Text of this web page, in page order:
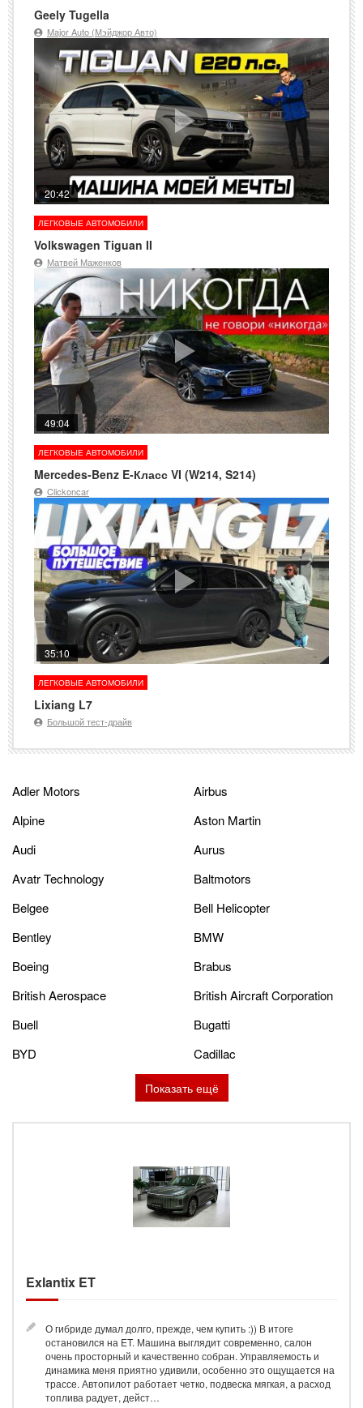
Geely Tugella
Major Auto (Мэйджор Авто)
20:42
ЛЕГКОВЫЕ АВТОМОБИЛИ
Volkswagen Tiguan II
Матвей Маженков
49:04
ЛЕГКОВЫЕ АВТОМОБИЛИ
Mercedes-Benz E-Класс VI (W214, S214)
Clickoncar
35:10
ЛЕГКОВЫЕ АВТОМОБИЛИ
Lixiang L7
Большой тест-драйв
Adler Motors
Airbus
Alpine
Aston Martin
Audi
Aurus
Avatr Technology
Baltmotors
Belgee
Bell Helicopter
Bentley
BMW
Boeing
Brabus
British Aerospace
British Aircraft Corporation
Buell
Bugatti
BYD
Cadillac
Показать ещё
Exlantix ET
О гибриде думал долго, прежде, чем купить :)) В итоге
остановился на ET. Машина выглядит современно, салон
очень просторный и качественно собран. Управляемость и
динамика меня приятно удивили, особенно это ощущается на
трассе. Автопилот работает четко, подвеска мягкая, а расход
топлива радует, дейст…